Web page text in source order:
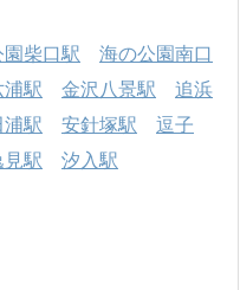
柴口駅
海の公園南口
浦駅 金沢八景駅
追浜
浦駅 安針塚駅
逗子
見駅 汐入駅